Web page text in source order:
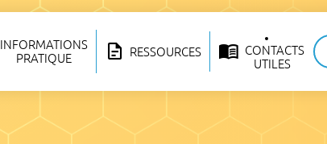
INFORMATIONS
PRATIQUE
RESSOURCES
CONTACTS
UTILES